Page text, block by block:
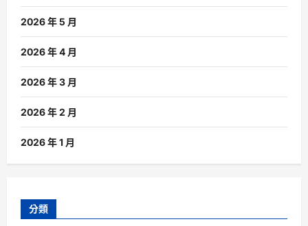
2026 年 5 月
2026 年 4 月
2026 年 3 月
2026 年 2 月
2026 年 1 月
分類